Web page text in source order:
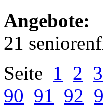
Angebote:
21
Seite 1 2 3
90 91 92